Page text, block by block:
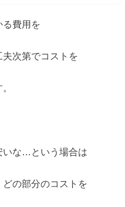
る費用を
次第でコストを
いな…という場合は
の部分のコストを